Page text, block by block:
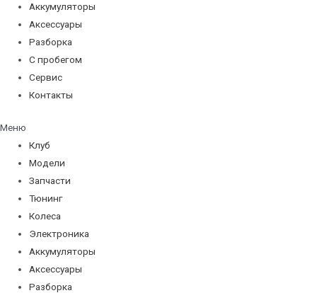
Аккумуляторы
Аксессуары
Разборка
С пробегом
Сервис
Контакты
Меню
Клуб
Модели
Запчасти
Тюнинг
Колеса
Электроника
Аккумуляторы
Аксессуары
Разборка